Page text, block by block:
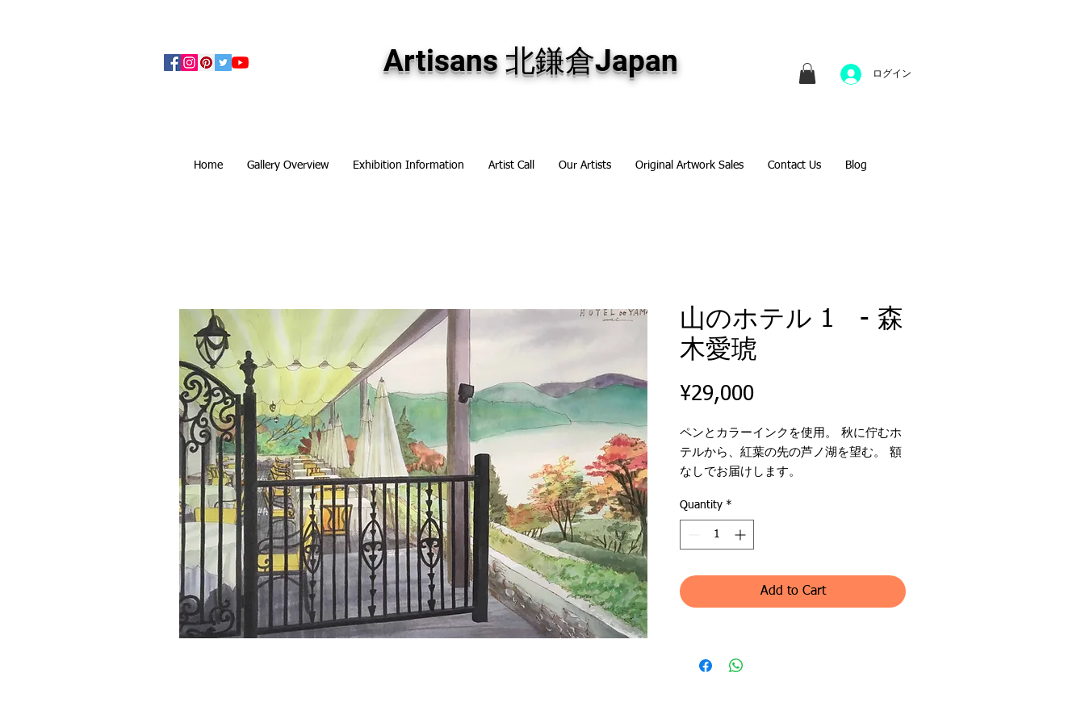
Artisans 北鎌倉Japan ログイン
Home Gallery Overview Exhibition Information Artist Call Our Artists Original Artwork Sales Contact Us Blog
山のホテル 1 - 森
木愛琥
¥29,000Price
ペンとカラーインクを使用。 秋に佇むホ
テルから、紅葉の先の芦ノ湖を望む。 額
なしでお届けします。
●作品名：山のホテル 1
●作家名：森木愛琥
●ジャンル：ミクストメディア（原画）
●絵サイズ：21 x 29.7 cm
●額外サイズ：なし
￥8,000別途決済頂きます。
Quantity *
Add to Cart